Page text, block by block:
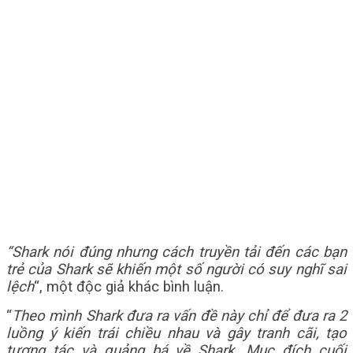
“Shark nói đúng nhưng cách truyền tải đến các bạn
trẻ của Shark sẽ khiến một số người có suy nghĩ sai
lệch“, một độc giả khác bình luận.
“Theo mình Shark đưa ra vấn đề này chỉ để đưa ra 2
luồng ý kiến trái chiều nhau và gây tranh cãi, tạo